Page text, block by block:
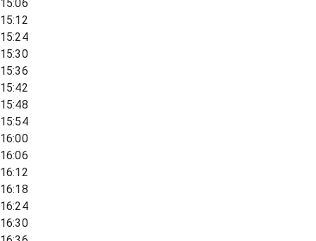
15:06
15:12
15:24
15:30
15:36
15:42
15:48
15:54
16:00
16:06
16:12
16:18
16:24
16:30